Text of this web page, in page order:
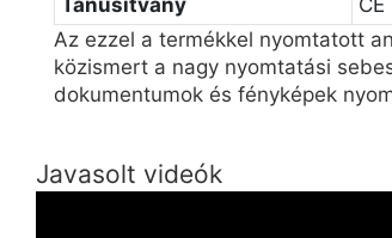
Az ezzel a termékkel nyomtatott
közismert a nagy nyomtatási
dokumentumok és fényképek
Javasolt videók